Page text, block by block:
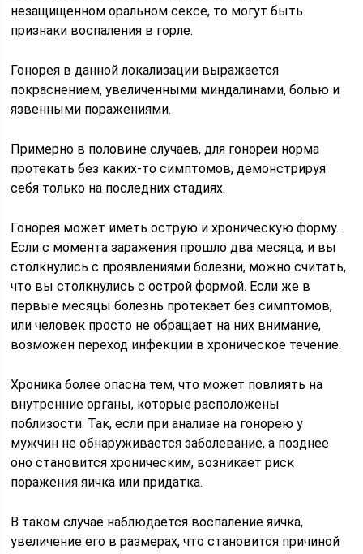
незащищенном оральном сексе, то могут быть
признаки воспаления в горле.
Гонорея в данной локализации выражается
покраснением, увеличенными миндалинами, болью и
язвенными поражениями.
Примерно в половине случаев, для гонореи норма
протекать без каких-то симптомов, демонстрируя
себя только на последних стадиях.
Гонорея может иметь острую и хроническую форму.
Если с момента заражения прошло два месяца, и вы
столкнулись с проявлениями болезни, можно считать,
что вы столкнулись с острой формой. Если же в
первые месяцы болезнь протекает без симптомов,
или человек просто не обращает на них внимание,
возможен переход инфекции в хроническое течение.
Хроника более опасна тем, что может повлиять на
внутренние органы, которые расположены
поблизости. Так, если при анализе на гонорею у
мужчин не обнаруживается заболевание, а позднее
оно становится хроническим, возникает риск
поражения яичка или придатка.
В таком случае наблюдается воспаление яичка,
увеличение его в размерах, что становится причиной